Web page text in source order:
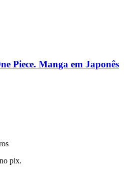
Piece. Manga em Japonês
pix.